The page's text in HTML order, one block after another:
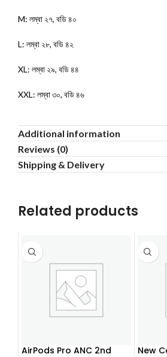
​M: লম্বা ২৭, বডি ৪০
​L: লম্বা ২৮, বডি ৪২
​XL: লম্বা ২৯, বডি ৪৪
​XXL: লম্বা ৩০, বডি ৪৬
Additional information
Reviews (0)
Shipping & Delivery
Related products
AirPods Pro ANC 2nd
New